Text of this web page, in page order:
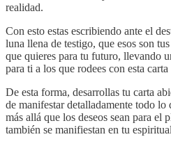
realidad.
Con esto estas escribiendo ante el
luna llena de testigo, que esos son
que quieres para tu futuro, llevando
para ti a los que rodees con esta carta
De esta forma, desarrollas tu carta
de manifestar detalladamente todo lo
más allá que los deseos sean para el
también se manifiestan en tu